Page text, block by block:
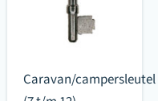
Caravan/campersleutel